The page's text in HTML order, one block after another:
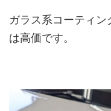
ガラス系コーティ
は高価です。